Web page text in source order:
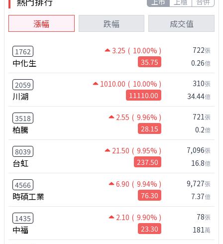
漲幅 跌幅 成交值
1762 3.25 ( 10.00% )
中化生 35.75
722張
0.26億
2059 1010.00 ( 10.00% )
川湖 11110.00
310張
34.44億
3518 2.55 ( 9.96% )
柏騰 28.15
721張
0.2億
8039 21.50 ( 9.95% )
台虹 237.50
7,096張
16.8億
4566 6.90 ( 9.94% )
時碩工業 76.30
9,727張
7.37億
1435 2.10 ( 9.90% )
中福 23.30
78張
181萬